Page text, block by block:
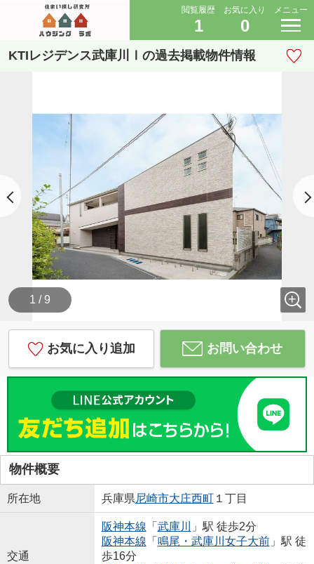
閲覧履歴
1
お気に入り
0
メニュー
KTIレジデンス武庫川Ⅰの過去掲載物件情報
1 / 9
お気に入り追加 お問い合わせ
物件概要
所在地 兵庫県尼崎市大庄西町１丁目
交通
阪神本線 「 武庫川
」駅 徒歩2分
阪神本線 「 鳴尾・武庫川女子大前」駅 徒
歩16分